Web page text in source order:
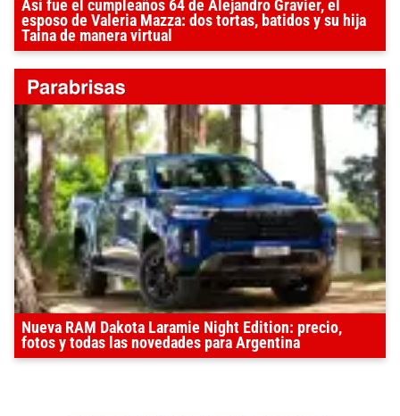
Así fue el cumpleaños 64 de Alejandro Gravier, el
esposo de Valeria Mazza: dos tortas, batidos y su hija
Taina de manera virtual
Nueva RAM Dakota Laramie Night Edition: precio,
fotos y todas las novedades para Argentina